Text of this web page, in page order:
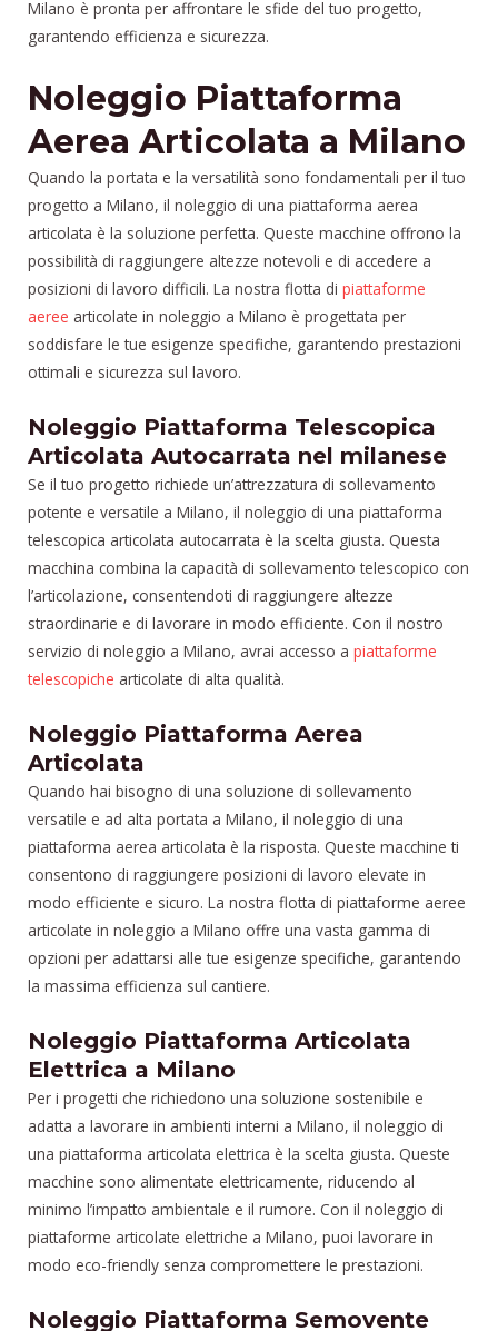
Milano è pronta per affrontare le sfide del tuo progetto,
garantendo efficienza e sicurezza.
Noleggio Piattaforma
Aerea Articolata a Milano
Quando la portata e la versatilità sono fondamentali per il tuo
progetto a Milano, il noleggio di una piattaforma aerea
articolata è la soluzione perfetta. Queste macchine offrono la
possibilità di raggiungere altezze notevoli e di accedere a
posizioni di lavoro difficili. La nostra flotta di piattaforme
aeree articolate in noleggio a Milano è progettata per
soddisfare le tue esigenze specifiche, garantendo prestazioni
ottimali e sicurezza sul lavoro.
Noleggio Piattaforma Telescopica
Articolata Autocarrata nel milanese
Se il tuo progetto richiede un’attrezzatura di sollevamento
potente e versatile a Milano, il noleggio di una piattaforma
telescopica articolata autocarrata è la scelta giusta. Questa
macchina combina la capacità di sollevamento telescopico con
l’articolazione, consentendoti di raggiungere altezze
straordinarie e di lavorare in modo efficiente. Con il nostro
servizio di noleggio a Milano, avrai accesso a piattaforme
telescopiche articolate di alta qualità.
Noleggio Piattaforma Aerea
Articolata
Quando hai bisogno di una soluzione di sollevamento
versatile e ad alta portata a Milano, il noleggio di una
piattaforma aerea articolata è la risposta. Queste macchine ti
consentono di raggiungere posizioni di lavoro elevate in
modo efficiente e sicuro. La nostra flotta di piattaforme aeree
articolate in noleggio a Milano offre una vasta gamma di
opzioni per adattarsi alle tue esigenze specifiche, garantendo
la massima efficienza sul cantiere.
Noleggio Piattaforma Articolata
Elettrica a Milano
Per i progetti che richiedono una soluzione sostenibile e
adatta a lavorare in ambienti interni a Milano, il noleggio di
una piattaforma articolata elettrica è la scelta giusta. Queste
macchine sono alimentate elettricamente, riducendo al
minimo l’impatto ambientale e il rumore. Con il noleggio di
piattaforme articolate elettriche a Milano, puoi lavorare in
modo eco-friendly senza compromettere le prestazioni.
Noleggio Piattaforma Semovente